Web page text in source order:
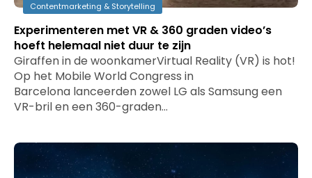
Contentmarketing & Storytelling
Experimenteren met VR & 360 graden video’s
hoeft helemaal niet duur te zijn
Giraffen in de woonkamerVirtual Reality (VR) is hot!
Op het Mobile World Congress in
Barcelona lanceerden zowel LG als Samsung een
VR-bril en een 360-graden…